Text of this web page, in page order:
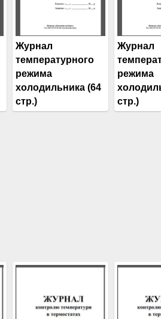
Журнал
температурного
режима
холодильника (64
стр.)
Журнал
режима
стр.)